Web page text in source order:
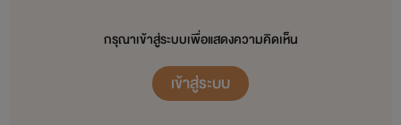
กรุณาเข้าสู่ระบบเพื่อแสดงความคิดเห็น
เข้าสู่ระบบ